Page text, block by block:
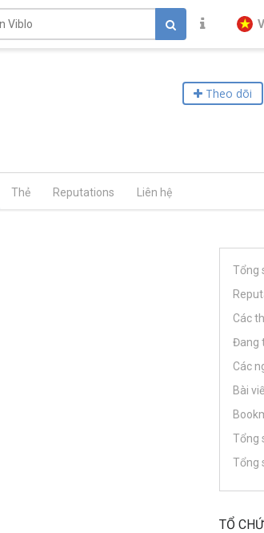
VI
Theo dõi
Thẻ Reputations Liên hệ
Tổng
Các
Đang
Các
Bài
Tổng
Tổng
TỔ